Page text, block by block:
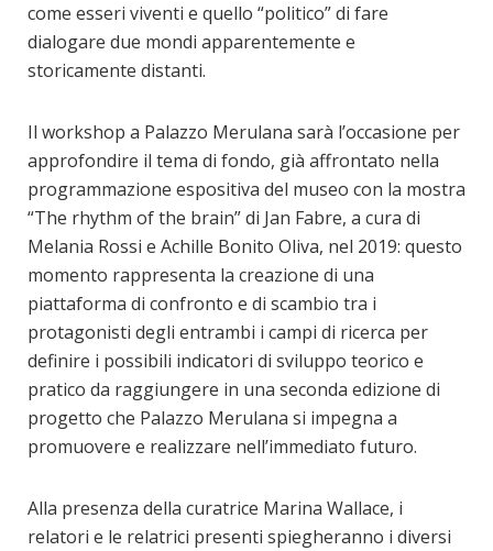
come esseri viventi e quello “politico” di fare
dialogare due mondi apparentemente e
storicamente distanti.
Il workshop a Palazzo Merulana sarà l’occasione per
approfondire il tema di fondo, già affrontato nella
programmazione espositiva del museo con la mostra
“The rhythm of the brain” di Jan Fabre, a cura di
Melania Rossi e Achille Bonito Oliva, nel 2019: questo
momento rappresenta la creazione di una
piattaforma di confronto e di scambio tra i
protagonisti degli entrambi i campi di ricerca per
definire i possibili indicatori di sviluppo teorico e
pratico da raggiungere in una seconda edizione di
progetto che Palazzo Merulana si impegna a
promuovere e realizzare nell’immediato futuro.
Alla presenza della curatrice Marina Wallace, i
relatori e le relatrici presenti spiegheranno i diversi